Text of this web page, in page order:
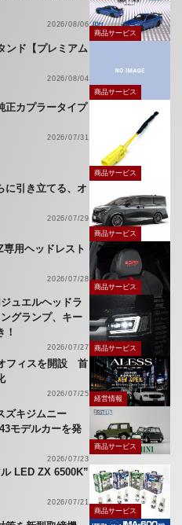
2026/08/06
商品サービス
ンド【プレミアム
2026/08/04
商品サービス
正カプラータイプ
2026/07/31
商品サービス
に引き立てる、オ
2026/07/29
商品サービス
用ヘッドレスト
2026/07/28
商品サービス
ュエルヘッドラ
グランプ、キー
！
2026/07/27 商品サービス
フィスを開設 首
2026/07/25
経営情報
ズキジムニー
モデルカーを発
2026/07/23
商品サービス
LED ZX 6500K”
2026/07/21
商品サービス